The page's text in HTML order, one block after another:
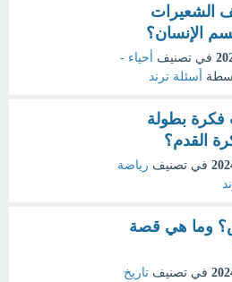
الشعيرات
الإنسان؟
في تصنيف
أحياء -
أسئلة ترند
بطولة
القدم؟
في تصنيف رياضة
وما هي قصة
في تصنيف تاريخ